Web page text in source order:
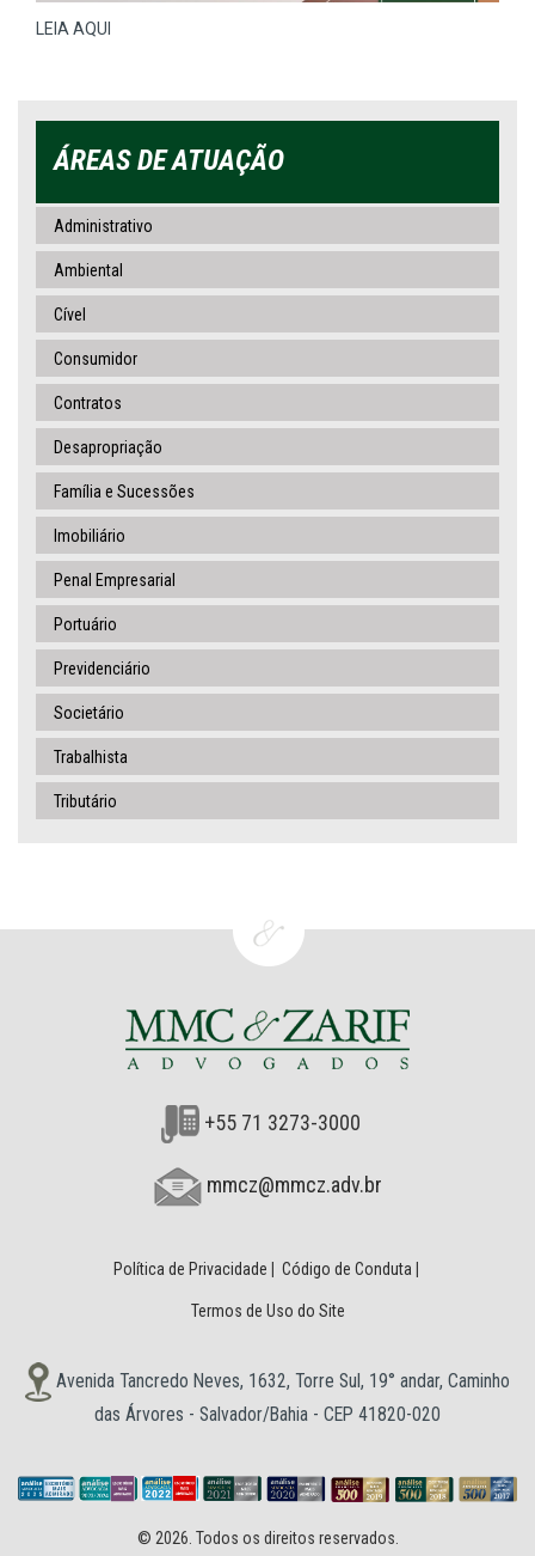
LEIA AQUI
ÁREAS DE ATUAÇÃO
Administrativo
Ambiental
Cível
Consumidor
Contratos
Desapropriação
Família e Sucessões
Imobiliário
Penal Empresarial
Portuário
Previdenciário
Societário
Trabalhista
Tributário
+55 71 3273-3000
mmcz@mmcz.adv.br
Política de Privacidade Código de Conduta
Termos de Uso do Site
Avenida Tancredo Neves, 1632, Torre Sul, 19° andar, Caminho
das Árvores - Salvador/Bahia - CEP 41820-020
© 2026. Todos os direitos reservados.